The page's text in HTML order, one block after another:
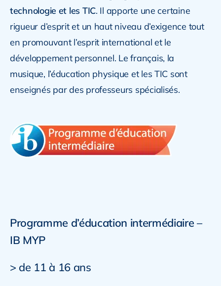
technologie et les TIC. Il apporte une certaine
rigueur d’esprit et un haut niveau d’exigence tout
en promouvant l’esprit international et le
développement personnel. Le français, la
musique, l’éducation physique et les TIC sont
enseignés par des professeurs spécialisés.
Programme d’éducation intermédiaire –
IB MYP
> de 11 à 16 ans